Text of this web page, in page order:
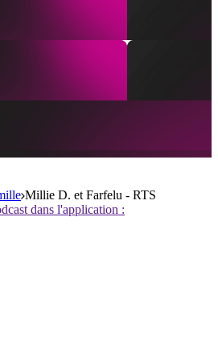
Millie D. et Farfelu ‐ RTS
dans l'application :